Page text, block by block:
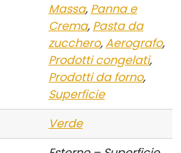
Massa, Panna e
Crema, Pasta da
zucchero,Aerografo,
Prodotti congelati,
Prodotti da forno,
Superficie
Verde